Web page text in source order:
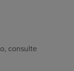
consulte